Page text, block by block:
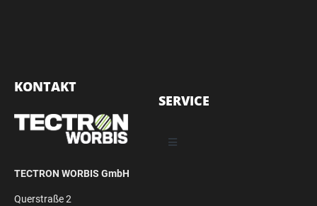
KONTAKT
TECTRON WORBIS GmbH
Querstraße 2
SERVICE